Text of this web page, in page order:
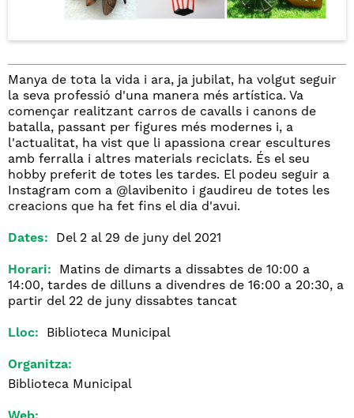
Manya de tota la vida i ara, ja jubilat, ha volgut seguir
la seva professió d'una manera més artística. Va
començar realitzant carros de cavalls i canons de
batalla, passant per figures més modernes i, a
l'actualitat, ha vist que li apassiona crear escultures
amb ferralla i altres materials reciclats. És el seu
hobby preferit de totes les tardes. El podeu seguir a
Instagram com a @lavibenito i gaudireu de totes les
creacions que ha fet fins el dia d'avui.
Dates: Del 2 al 29 de juny del 2021
Horari:
Matins de dimarts a dissabtes de 10:00 a
14:00, tardes de dilluns a divendres de 16:00 a 20:30, a
partir del 22 de juny dissabtes tancat
Lloc: Biblioteca Municipal
Organitza:
Biblioteca Municipal